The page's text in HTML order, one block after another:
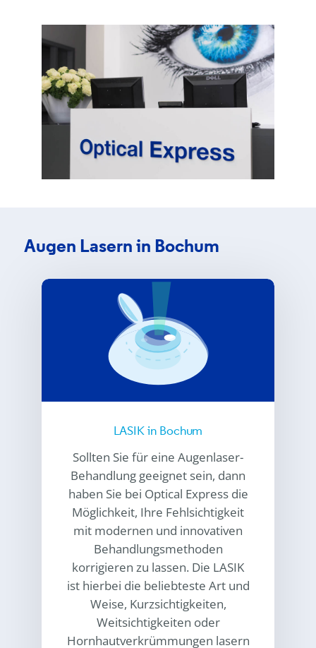
Augen Lasern in Bochum
LASIK in Bochum
Sollten Sie für eine Augenlaser-
Behandlung geeignet sein, dann
haben Sie bei Optical Expressdie
Möglichkeit, Ihre Fehlsichtigkeit
mit modernen und innovativen
Behandlungsmethoden
korrigieren zu lassen. Die LASIK
ist hierbei die beliebteste Art und
Weise, Kurzsichtigkeiten,
Weitsichtigkeiten oder
Hornhautverkrümmungen lasern